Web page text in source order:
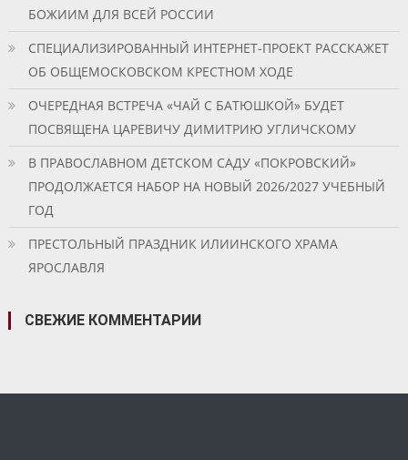
БОЖИИМ ДЛЯ ВСЕЙ РОССИИ
СПЕЦИАЛИЗИРОВАННЫЙ ИНТЕРНЕТ-ПРОЕКТ РАССКАЖЕТ
ОБ ОБЩЕМОСКОВСКОМ КРЕСТНОМ ХОДЕ
ОЧЕРЕДНАЯ ВСТРЕЧА «ЧАЙ С БАТЮШКОЙ» БУДЕТ
ПОСВЯЩЕНА ЦАРЕВИЧУ ДИМИТРИЮ УГЛИЧСКОМУ
В ПРАВОСЛАВНОМ ДЕТСКОМ САДУ «ПОКРОВСКИЙ»
ПРОДОЛЖАЕТСЯ НАБОР НА НОВЫЙ 2026/2027 УЧЕБНЫЙ
ГОД
ПРЕСТОЛЬНЫЙ ПРАЗДНИК ИЛИИНСКОГО ХРАМА
ЯРОСЛАВЛЯ
СВЕЖИЕ КОММЕНТАРИИ